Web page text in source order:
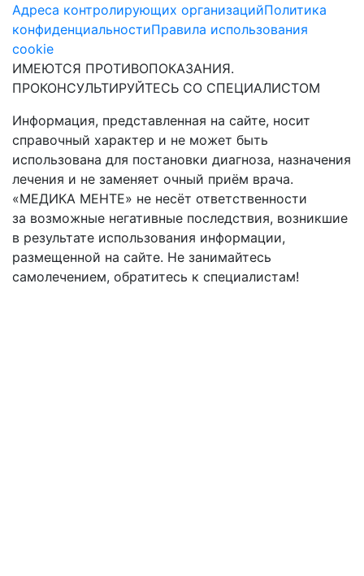
Адреса контролирующих организацийПолитика
конфиденциальностиПравила использования
cookie
ИМЕЮТСЯ ПРОТИВОПОКАЗАНИЯ.
ПРОКОНСУЛЬТИРУЙТЕСЬ СО СПЕЦИАЛИСТОМ
Информация, представленная на сайте, носит
справочный характер и не может быть
использована для постановки диагноза, назначения
лечения и не заменяет очный приём врача.
«МЕДИКА МЕНТЕ» не несёт ответственности
за возможные негативные последствия, возникшие
в результате использования информации,
размещенной на сайте. Не занимайтесь
самолечением, обратитесь к специалистам!